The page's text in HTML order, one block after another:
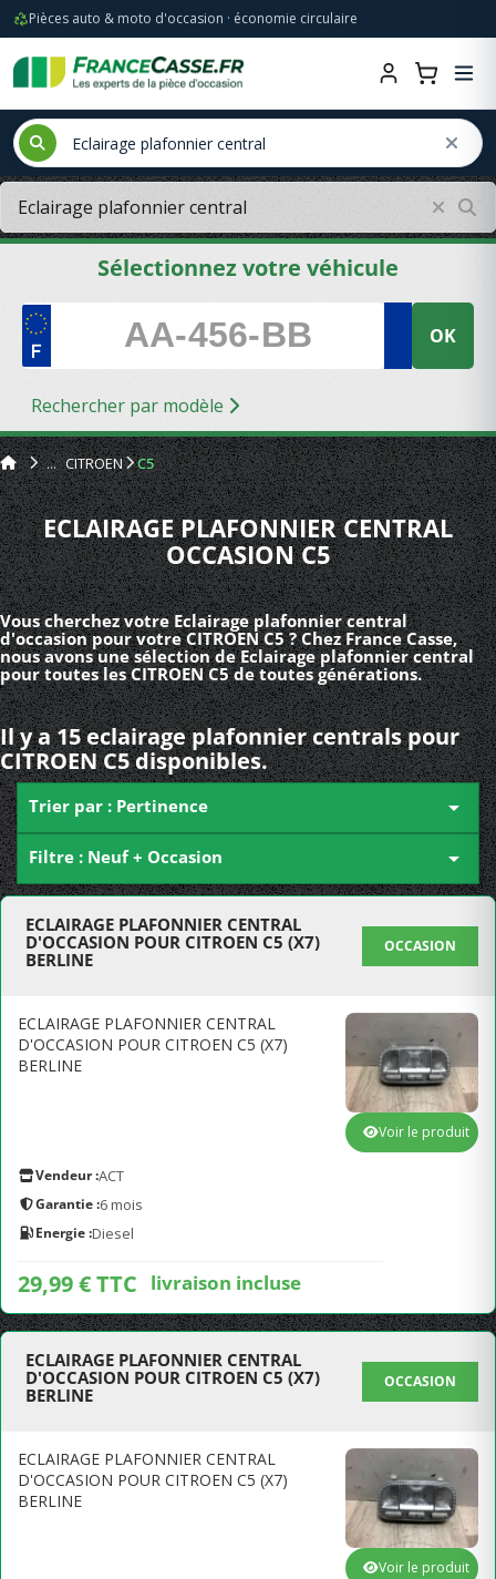
Pièces auto & moto d'occasion · économie circulaire
Sélectionnez votre véhicule
OK
Rechercher par modèle
CITROEN C5
ECLAIRAGE PLAFONNIER CENTRAL
OCCASION C5
Vous cherchez votre Eclairage plafonnier central
d'occasion pour votre CITROEN C5 ? Chez France Casse,
nous avons une sélection de Eclairage plafonnier central
pour toutes les CITROEN C5 de toutes générations.
Il y a 15 eclairage plafonnier centrals pour
CITROEN C5 disponibles.
Trier par : Pertinence 
Filtre : Neuf + Occasion 
ECLAIRAGE PLAFONNIER CENTRAL
D'OCCASION POUR CITROEN C5 (X7)
BERLINE
OCCASION
ECLAIRAGE PLAFONNIER CENTRAL
D'OCCASION POUR CITROEN C5 (X7)
BERLINE
Vendeur :ACT
Garantie :6 mois
Energie :Diesel
29,99 € TTC livraison incluse
Voir le produit
ECLAIRAGE PLAFONNIER CENTRAL
D'OCCASION POUR CITROEN C5 (X7)
BERLINE
OCCASION
ECLAIRAGE PLAFONNIER CENTRAL
D'OCCASION POUR CITROEN C5 (X7)
BERLINE
Voir le produit